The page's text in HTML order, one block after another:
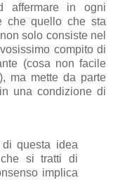
affermare in ogni
che quello che sta
solo consiste nel
compito di
(cosa non facile
ma mette da parte
una condizione di
questa idea
si tratti di
implica